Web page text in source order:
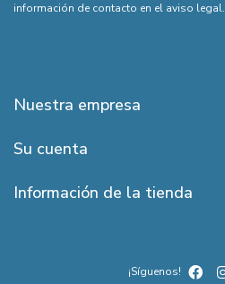
información de contacto en el aviso legal.
Nuestra empresa
Su cuenta
Información de la tienda
¡Síguenos!